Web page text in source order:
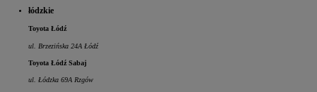
łódzkie
Toyota Łódź
ul. Brzezińska 24A Łódź
Toyota Łódź Sabaj
ul. Łódzka 69A Rzgów